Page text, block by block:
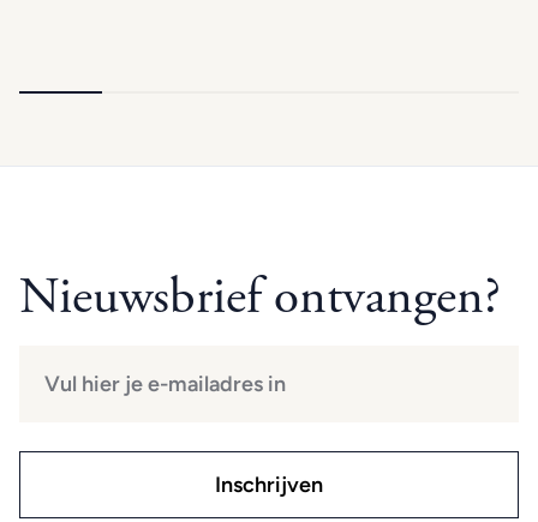
Nieuwsbrief ontvangen?